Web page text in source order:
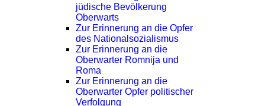
jüdische Bevölkerung
Oberwarts
Zur Erinnerung an die Opfer
des Nationalsozialismus
Zur Erinnerung an die
Oberwarter Romnija und
Roma
Zur Erinnerung an die
Oberwarter Opfer politischer
Verfolgung